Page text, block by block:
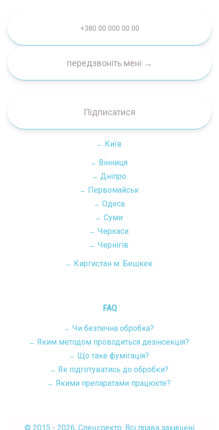
Підписатися
Київ
Вінниця
Дніпро
Первомайськ
Одеса
Суми
Черкаси
Чернігів
Киргистан м. Бешкек
FAQ
Чи безпечна обробка?
Яким методом проводиться дезінсекція?
Що таке фумігація?
Як підготуватись до обробки?
Якими препаратами працюєте?
© 2015 - 2026, Спецспектр. Всі права захищені